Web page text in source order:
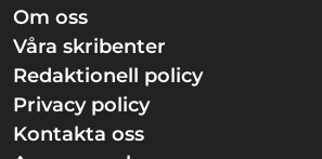
Om oss
Våra skribenter
Redaktionell policy
Privacy policy
Kontakta oss